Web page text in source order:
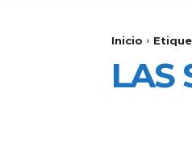
Inicio
LAS